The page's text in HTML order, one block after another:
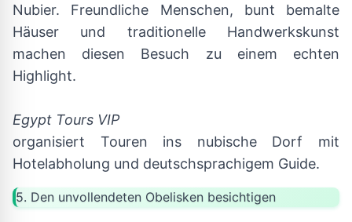
Nubier. Freundliche Menschen, bunt bemalte
Häuser und traditionelle Handwerkskunst
machen diesen Besuch zu einem echten
Highlight.
Egypt Tours VIP
organisiert Touren ins nubische Dorf mit
Hotelabholung und deutschsprachigem Guide.
5. Den unvollendeten Obelisken besichtigen